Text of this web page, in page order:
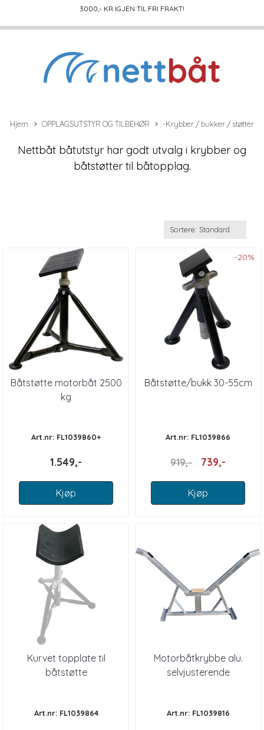
3000,- KR IGJEN TIL FRI FRAKT!
Hjem OPPLAGSUTSTYR OG TILBEHØR -Krybber / bukker / støtter
Nettbåt båtutstyr har godt utvalg i krybber og
båtstøtter til båtopplag.
Båtstøtte motorbåt 2500
kg
Art.nr: FL1039860+
1.549,-
Kjøp
-20%
Båtstøtte/bukk 30-55cm
Art.nr: FL1039866
919,- 739,-
Kjøp
Kurvet topplate til
båtstøtte
Art.nr: FL1039864
Motorbåtkrybbe alu.
selvjusterende
Art.nr: FL1039816